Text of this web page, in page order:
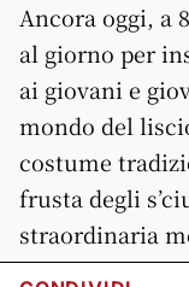
Ancora oggi, a
al giorno per
ai giovani e
mondo del
costume
frusta degli
straordinaria